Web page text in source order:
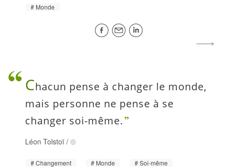
Monde
Chacun pense à changer le monde,
mais personne ne pense à se
changer soi-même.
Léon Tolstoï /
Changement Monde Soi-même